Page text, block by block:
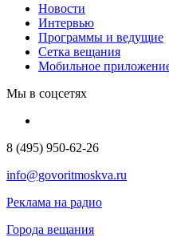
Новости
Интервью
Программы и ведущие
Сетка вещания
Мобильное
Мы в соцсетях
8 (495) 950-62-26
info@govoritmoskva.ru
Реклама на радио
Города вещания